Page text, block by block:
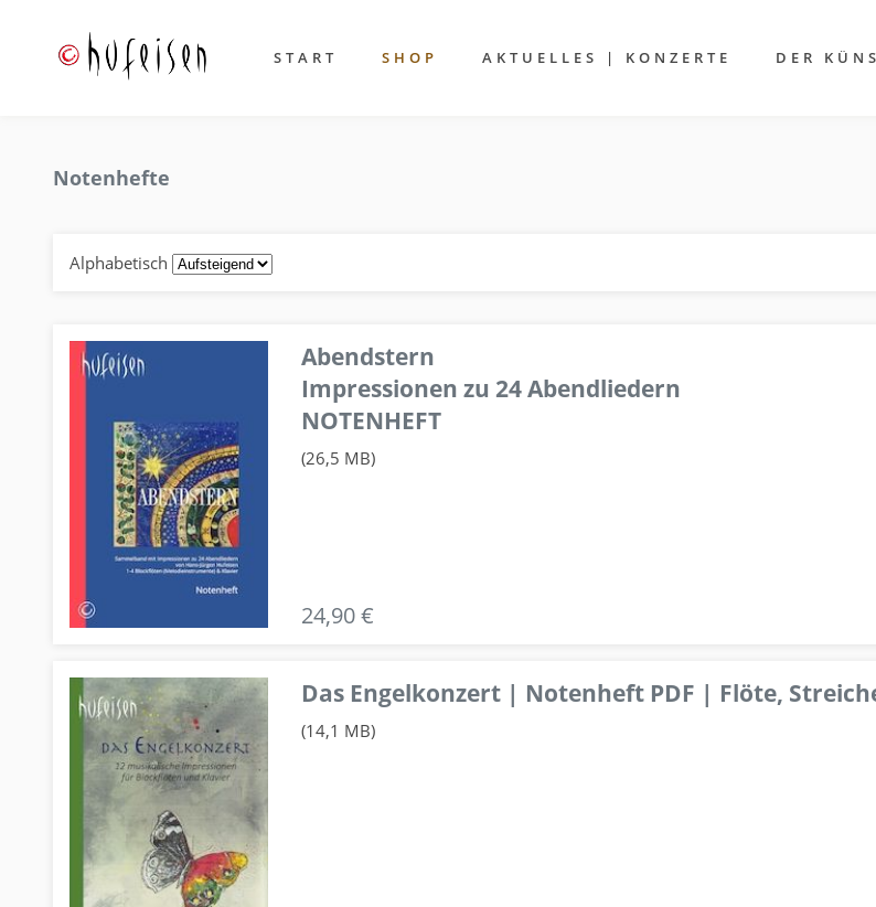
START SHOP AKTUELLES | KONZERTE DER
Notenhefte
Alphabetisch
Abendstern
Impressionen zu 24 Abendliedern
NOTENHEFT
(26,5 MB)
24,90 €
Das Engelkonzert | Notenheft PDF | Flöte,
(14,1 MB)